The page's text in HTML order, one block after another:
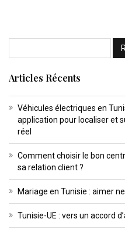
Articles Récents
Véhicules électriques en
application pour localiser et
réel
Comment choisir le bon
sa relation client ?
Mariage en Tunisie : aimer
Tunisie-UE : vers un accord